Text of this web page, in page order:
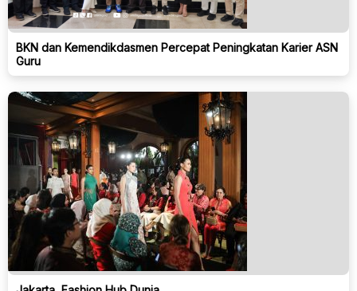
BKN dan Kemendikdasmen Percepat Peningkatan Karier ASN
Guru